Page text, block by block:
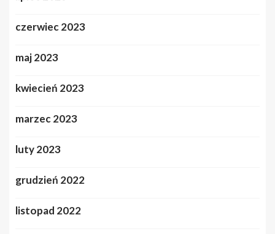
czerwiec 2023
maj 2023
kwiecień 2023
marzec 2023
luty 2023
grudzień 2022
listopad 2022